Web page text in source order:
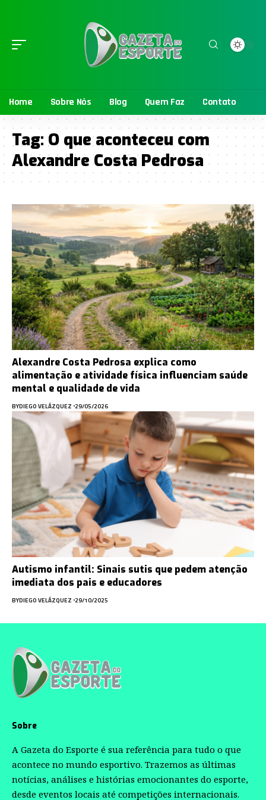
Home Sobre Nós Blog Quem Faz Contato
Tag: O que aconteceu com
Alexandre Costa Pedrosa
Alexandre Costa Pedrosa explica como
alimentação e atividade física influenciam saúde
mental e qualidade de vida
BYDIEGO VELÁZQUEZ 29/05/2026
Autismo infantil: Sinais sutis que pedem atenção
imediata dos pais e educadores
BYDIEGO VELÁZQUEZ 29/10/2025
Sobre
A Gazeta do Esporte é sua referência para tudo o que
acontece no mundo esportivo. Trazemos as últimas
notícias, análises e histórias emocionantes do esporte,
desde eventos locais até competições internacionais.